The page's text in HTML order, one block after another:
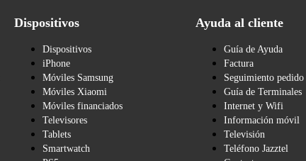
Dispositivos
Dispositivos
iPhone
Móviles Samsung
Móviles Xiaomi
Móviles financiados
Televisores
Tablets
Smartwatch
Ayuda al cliente
Guía de Ayuda
Factura
Seguimiento pedido
Guía de Terminales
Internet y Wifi
Información móvil
Televisión
Teléfono Jazztel